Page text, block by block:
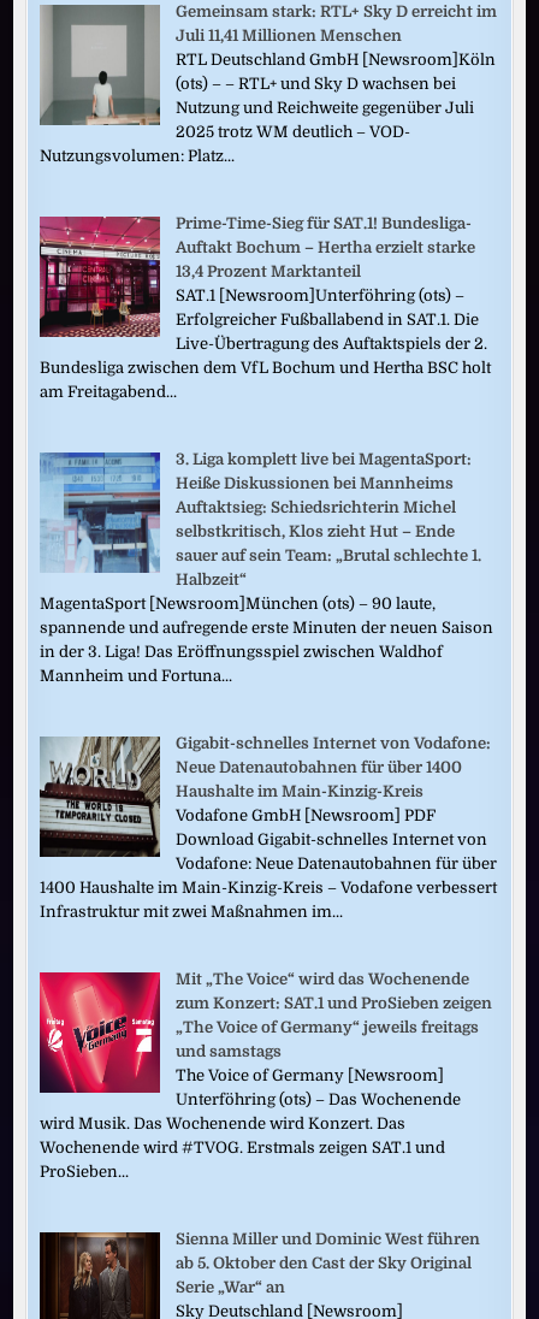
Gemeinsam stark: RTL+ Sky D erreicht im
Juli 11,41 Millionen Menschen
RTL Deutschland GmbH [Newsroom]Köln
(ots) – – RTL+ und Sky D wachsen bei
Nutzung und Reichweite gegenüber Juli
2025 trotz WM deutlich – VOD-
Nutzungsvolumen: Platz...
Prime-Time-Sieg für SAT.1! Bundesliga-
Auftakt Bochum – Hertha erzielt starke
13,4 Prozent Marktanteil
SAT.1 [Newsroom]Unterföhring (ots) –
Erfolgreicher Fußballabend in SAT.1. Die
Live-Übertragung des Auftaktspiels der 2.
Bundesliga zwischen dem VfL Bochum und Hertha BSC holt
am Freitagabend...
3. Liga komplett live bei MagentaSport:
Heiße Diskussionen bei Mannheims
Auftaktsieg: Schiedsrichterin Michel
selbstkritisch, Klos zieht Hut – Ende
sauer auf sein Team: „Brutal schlechte 1.
Halbzeit“
MagentaSport [Newsroom]München (ots) – 90 laute,
spannende und aufregende erste Minuten der neuen Saison
in der 3. Liga! Das Eröffnungsspiel zwischen Waldhof
Mannheim und Fortuna...
Gigabit-schnelles Internet von Vodafone:
Neue Datenautobahnen für über 1400
Haushalte im Main-Kinzig-Kreis
Vodafone GmbH [Newsroom] PDF
Download Gigabit-schnelles Internet von
Vodafone: Neue Datenautobahnen für über
1400 Haushalte im Main-Kinzig-Kreis – Vodafone verbessert
Infrastruktur mit zwei Maßnahmen im...
Mit „The Voice“ wird das Wochenende
zum Konzert: SAT.1 und ProSieben zeigen
„The Voice of Germany“ jeweils freitags
und samstags
The Voice of Germany [Newsroom]
Unterföhring (ots) – Das Wochenende
wird Musik. Das Wochenende wird Konzert. Das
Wochenende wird #TVOG. Erstmals zeigen SAT.1 und
ProSieben...
Sienna Miller und Dominic West führen
ab 5. Oktober den Cast der Sky Original
Serie „War“ an
Sky Deutschland [Newsroom]